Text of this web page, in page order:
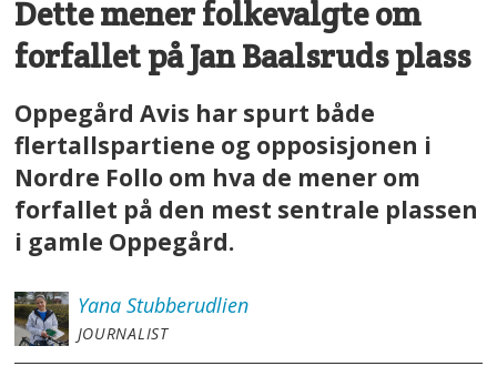
Dette mener folkevalgte om
forfallet på Jan Baalsruds plass
Oppegård Avis har spurt både
flertallspartiene og opposisjonen i
Nordre Follo om hva de mener om
forfallet på den mest sentrale plassen
i gamle Oppegård.
Yana Stubberudlien
JOURNALIST